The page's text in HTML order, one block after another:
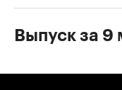
Выпуск за 9